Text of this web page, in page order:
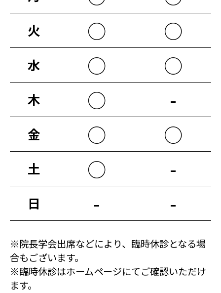
火 ○ ○
水 ○ ○
木 ○ -
金 ○ ○
土 ○ -
日 - -
※院長学会出席などにより、臨時休診となる場
合もございます。
※臨時休診はホームページにてご確認いただけ
ます。